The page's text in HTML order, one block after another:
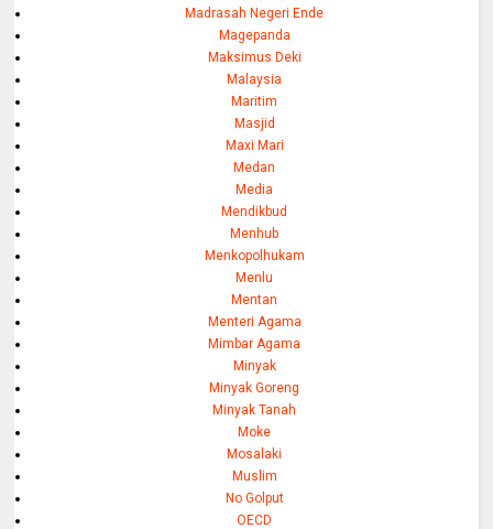
Madrasah Negeri Ende
Magepanda
Maksimus Deki
Malaysia
Maritim
Masjid
Maxi Mari
Medan
Media
Mendikbud
Menhub
Menkopolhukam
Menlu
Mentan
Menteri Agama
Mimbar Agama
Minyak
Minyak Goreng
Minyak Tanah
Moke
Mosalaki
Muslim
No Golput
OECD